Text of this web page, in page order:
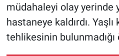
müdahaleyi olay yerinde
hastaneye kaldırdı. Yaşlı
tehlikesinin bulunmadığı